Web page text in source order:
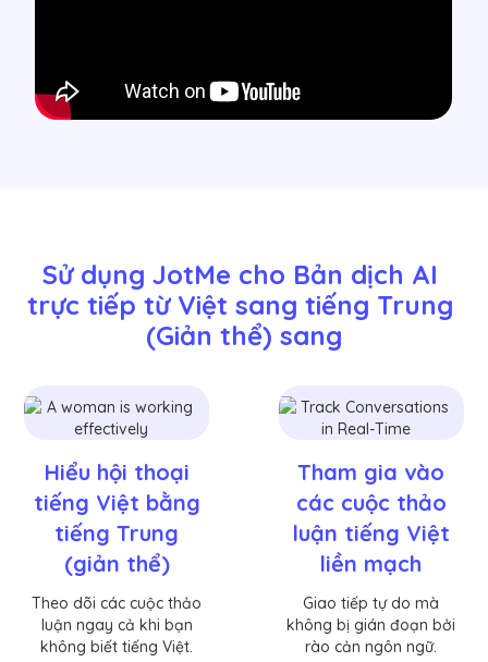
Sử dụng JotMe cho Bản dịch AI
trực tiếp từ Việt sang tiếng Trung
(Giản thể) sang
Hiểu hội thoại
tiếng Việt bằng
tiếng Trung
(giản thể)
Theo dõi các cuộc thảo
luận ngay cả khi bạn
không biết tiếng Việt.
Tham gia vào
các cuộc thảo
luận tiếng Việt
liền mạch
Giao tiếp tự do mà
không bị gián đoạn bởi
rào cản ngôn ngữ.